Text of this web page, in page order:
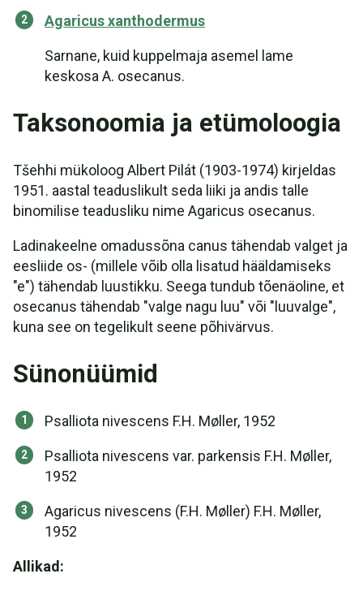
Agaricus xanthodermus
Sarnane, kuid kuppelmaja asemel lame
keskosa A. osecanus.
Taksonoomia ja etümoloogia
Tšehhi mükoloog Albert Pilát (1903-1974) kirjeldas
1951. aastal teaduslikult seda liiki ja andis talle
binomilise teadusliku nime Agaricus osecanus.
Ladinakeelne omadussõna canus tähendab valget ja
eesliide os- (millele võib olla lisatud hääldamiseks
"e") tähendab luustikku. Seega tundub tõenäoline, et
osecanus tähendab "valge nagu luu" või "luuvalge",
kuna see on tegelikult seene põhivärvus.
Sünonüümid
Psalliota nivescens F.H. Møller, 1952
Psalliota nivescens var. parkensis F.H. Møller,
1952
Agaricus nivescens (F.H. Møller) F.H. Møller,
1952
Allikad: